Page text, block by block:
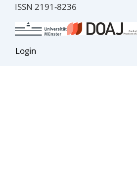
ISSN 2191-8236
Login